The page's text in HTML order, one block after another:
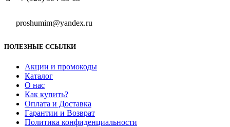
proshumim@yandex.ru
ПОЛЕЗНЫЕ ССЫЛКИ
Акции и промокоды
Каталог
О нас
Как купить?
Оплата и Доставка
Гарантии и Возврат
Политика конфиденциальности